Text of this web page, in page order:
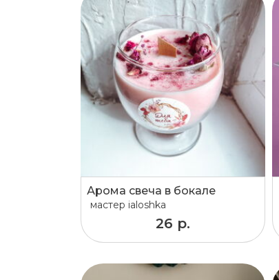
Арома свеча в бокале
мастер ialoshka
26 р.